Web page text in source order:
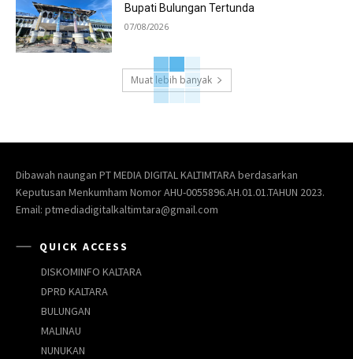
Bupati Bulungan Tertunda
07/08/2026
Muat lebih banyak
Dibawah naungan PT MEDIA DIGITAL KALTIMTARA berdasarkan
Keputusan Menkumham Nomor AHU-0055896.AH.01.01.TAHUN 2023.
Email: ptmediadigitalkaltimtara@gmail.com
QUICK ACCESS
DISKOMINFO KALTARA
DPRD KALTARA
BULUNGAN
MALINAU
NUNUKAN